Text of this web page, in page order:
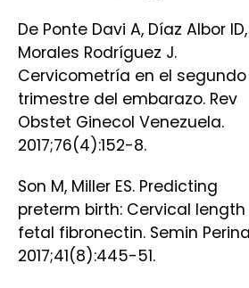
De Ponte Davi A, Díaz Albor ID,
Morales Rodríguez J.
Cervicometría en el segundo
trimestre del embarazo. Rev
Obstet Ginecol Venezuela.
2017;76(4):152-8.
Son M, Miller ES. Predicting
preterm birth: Cervical
fetal fibronectin. Semin
2017;41(8):445-51.